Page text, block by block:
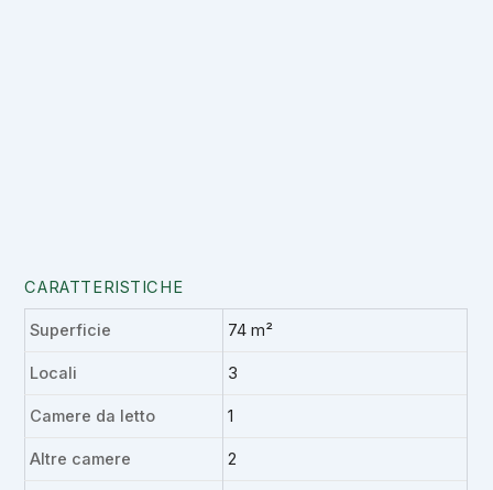
CARATTERISTICHE
Superficie 74 m²
Locali 3
Camere da letto 1
Altre camere 2